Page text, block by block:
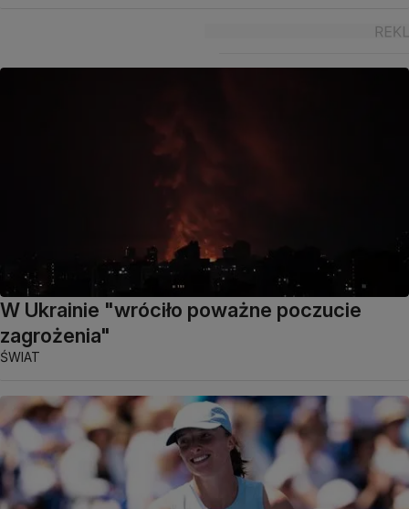
W Ukrainie "wróciło poważne poczucie
zagrożenia"
ŚWIAT